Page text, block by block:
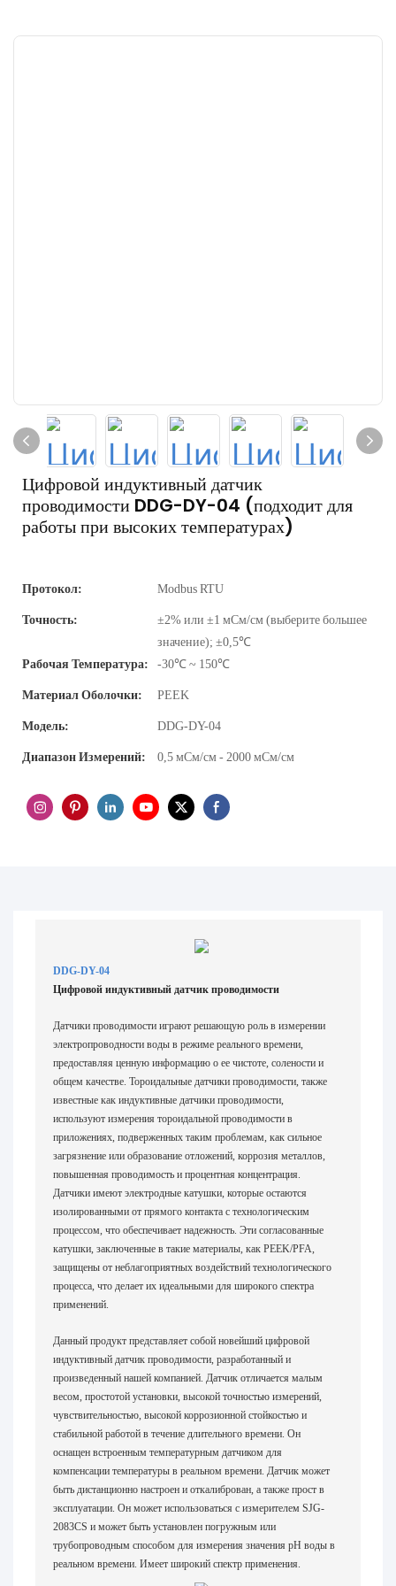
Цифровой индуктивный датчик
проводимости DDG-DY-04 (подходит для
работы при высоких температурах)
Протокол: Modbus RTU
Точность:
±2% или ±1 мСм/см (выберите большее
значение); ±0,5℃
Рабочая Температура:
-30℃ ~ 150℃
Материал Оболочки: PEEK
Модель: DDG-DY-04
Диапазон Измерений: 0,5 мСм/см - 2000 мСм/см
DDG-DY-04
Цифровой индуктивный датчик проводимости
Датчики проводимости играют решающую роль в измерении
электропроводности воды в режиме реального времени,
предоставляя ценную информацию о ее чистоте, солености и
общем качестве. Тороидальные датчики проводимости, также
известные как индуктивные датчики проводимости,
используют измерения тороидальной проводимости в
приложениях, подверженных таким проблемам, как сильное
загрязнение или образование отложений, коррозия металлов,
повышенная проводимость и процентная концентрация.
Датчики имеют электродные катушки, которые остаются
изолированными от прямого контакта с технологическим
процессом, что обеспечивает надежность. Эти согласованные
катушки, заключенные в такие материалы, как PEEK/PFA,
защищены от неблагоприятных воздействий технологического
процесса, что делает их идеальными для широкого спектра
применений.
Данный продукт представляет собой новейший цифровой
индуктивный датчик проводимости, разработанный и
произведенный нашей компанией. Датчик отличается малым
весом, простотой установки, высокой точностью измерений,
чувствительностью, высокой коррозионной стойкостью и
стабильной работой в течение длительного времени. Он
оснащен встроенным температурным датчиком для
компенсации температуры в реальном времени. Датчик может
быть дистанционно настроен и откалиброван, а также прост в
эксплуатации. Он может использоваться с измерителем SJG-
2083CS и может быть установлен погружным или
трубопроводным способом для измерения значения pH воды в
реальном времени. Имеет широкий спектр применения.